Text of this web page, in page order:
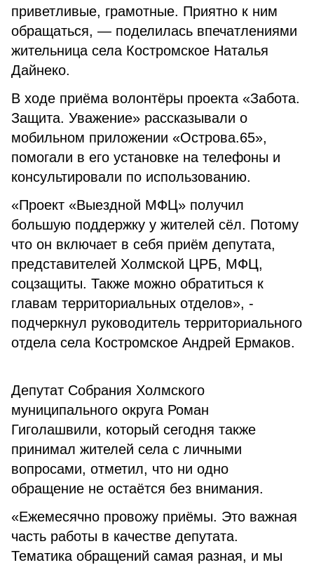
приветливые, грамотные. Приятно к ним
обращаться, — поделилась впечатлениями
жительница села Костромское Наталья
Дайнеко.
В ходе приёма волонтёры проекта «Забота.
Защита. Уважение» рассказывали о
мобильном приложении «Острова.65»,
помогали в его установке на телефоны и
консультировали по использованию.
«Проект «Выездной МФЦ» получил
большую поддержку у жителей сёл. Потому
что он включает в себя приём депутата,
представителей Холмской ЦРБ, МФЦ,
соцзащиты. Также можно обратиться к
главам территориальных отделов», -
подчеркнул руководитель территориального
отдела села Костромское Андрей Ермаков.
Депутат Собрания Холмского
муниципального округа Роман
Гиголашвили, который сегодня также
принимал жителей села с личными
вопросами, отметил, что ни одно
обращение не остаётся без внимания.
«Ежемесячно провожу приёмы. Это важная
часть работы в качестве депутата.
Тематика обращений самая разная, и мы